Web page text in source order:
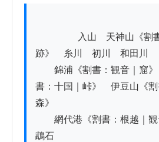
跡》　糸川　初川　和田川
錦浦《割書：観音｜窟》
書：十国｜峠》　伊豆山《
森》
網代港《割書：根越｜観
鵡石